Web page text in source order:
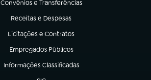
Convênios e Transferências
(abre em nova aba)
Receitas e Despesas
(abre em nova aba)
Licitações e Contratos
(abre em nova aba)
Empregados Públicos
(abre em nova aba)
Informações Classificadas
(abre em nova aba)